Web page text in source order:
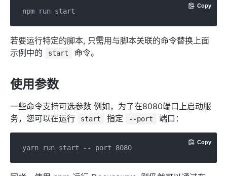
Copy
若要运行特定的脚本, 只需用与脚本关联的命令替换上面
示例中的
start 命令。
使用参数
一些命令支持可选参数 例如，为了在8080端口上启动服
务，您可以在运行
start 指定 --port 端口：
Copy